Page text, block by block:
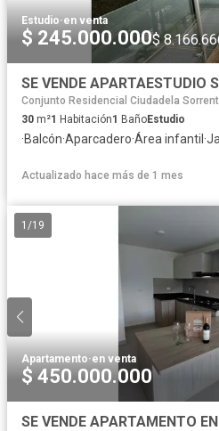
Estudio·en venta
$ 245.000.000$
Conjunto Residencial Ciudadela
30 m²1 Habitación1 BañoEstudio
·Balcón·Aparcadero·Área infantil ·
Actualizado hace más de 1 mes
1 /19
Apartamento·en venta
$ 450.000.000